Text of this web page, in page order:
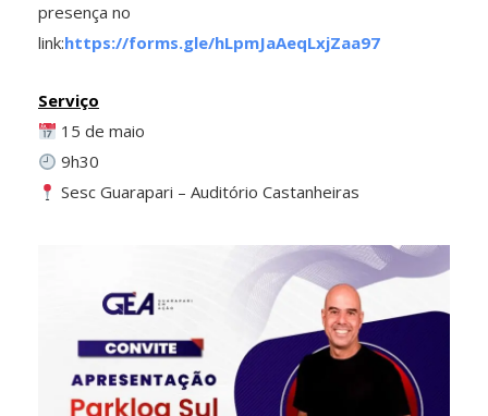
presença no
link:https://forms.gle/hLpmJaAeqLxjZaa97
Serviço
15 de maio
9h30
Sesc Guarapari – Auditório Castanheiras